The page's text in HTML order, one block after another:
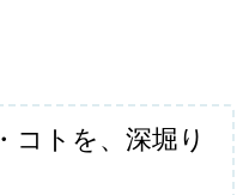
コトを、深堀り